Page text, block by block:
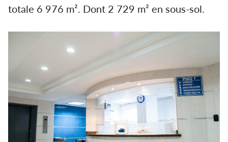
totale 6 976 m². Dont 2 729 m² en sous-sol.